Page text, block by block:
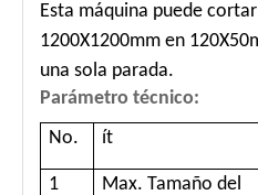
Esta máquina puede
1200X1200mm en
una sola parada.
Parámetro técnico:
No.
ít
1 Max. Tamaño del